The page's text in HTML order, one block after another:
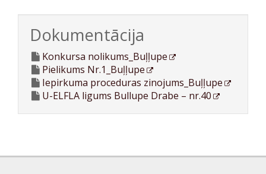
Dokumentācija
Konkursa nolikums_Buļļupe
Pielikums Nr.1_Buļļupe
Iepirkuma proceduras zinojums_Buļļupe
U-ELFLA ligums Bullupe Drabe – nr.40